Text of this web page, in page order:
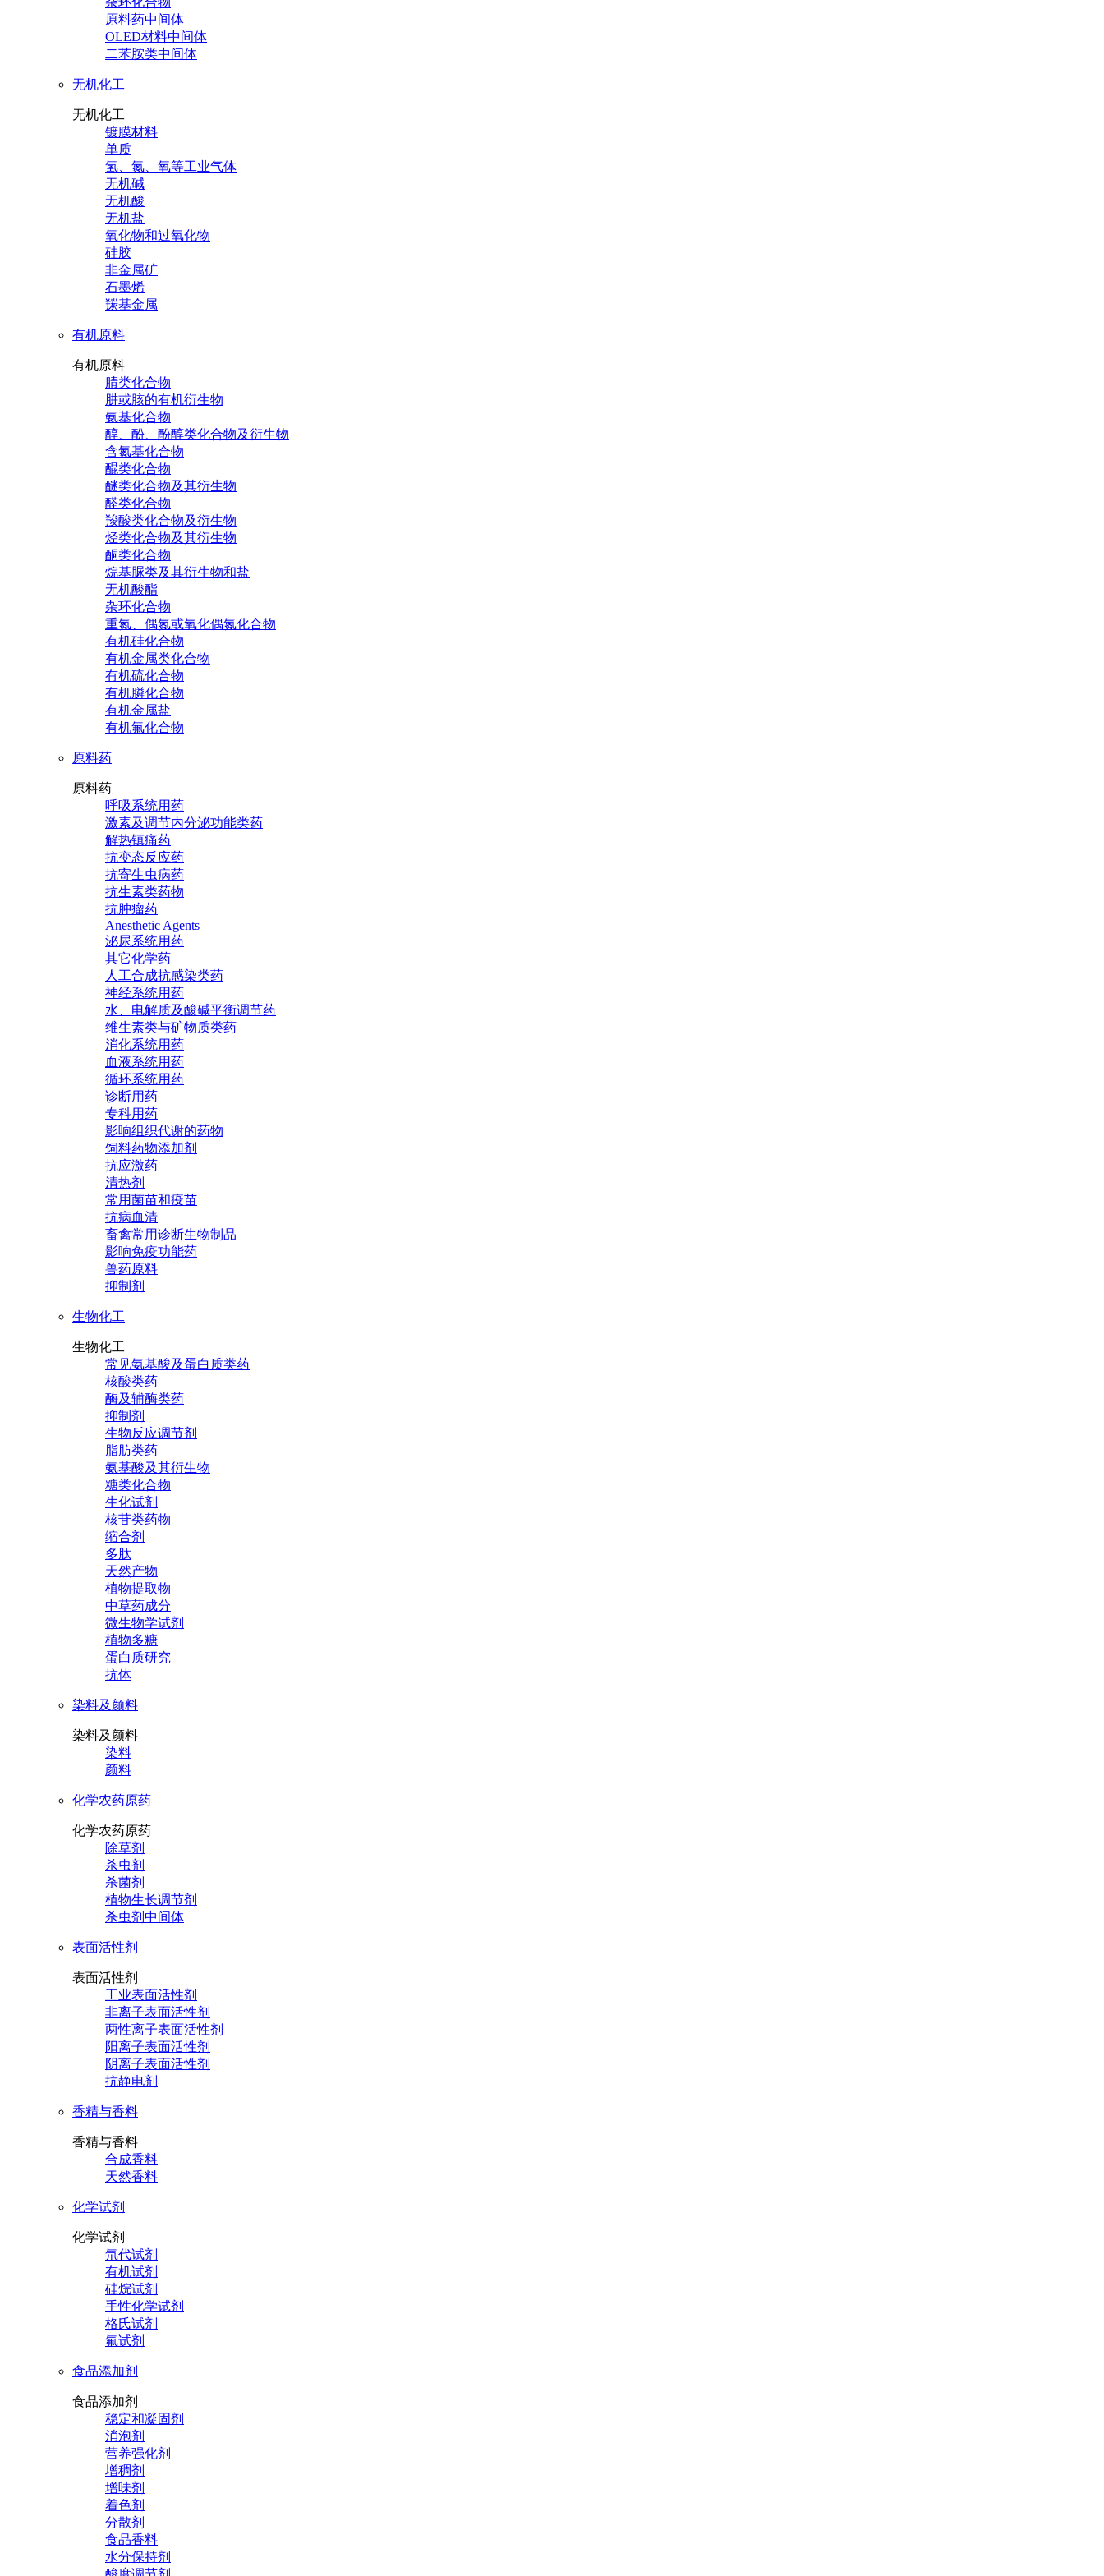
原料药中间体
OLED材料中间体
二苯胺类中间体
无机化工
无机化工
镀膜材料
单质
氢、氮、氧等工业气体
无机碱
无机酸
无机盐
氧化物和过氧化物
硅胶
非金属矿
石墨烯
羰基金属
有机原料
有机原料
腈类化合物
肼或胲的有机衍生物
氨基化合物
醇、酚、酚醇类化合物及衍生物
含氮基化合物
醌类化合物
醚类化合物及其衍生物
醛类化合物
羧酸类化合物及衍生物
烃类化合物及其衍生物
酮类化合物
烷基脲类及其衍生物和盐
无机酸酯
杂环化合物
重氮、偶氮或氧化偶氮化合物
有机硅化合物
有机金属类化合物
有机硫化合物
有机膦化合物
有机金属盐
有机氟化合物
原料药
原料药
呼吸系统用药
激素及调节内分泌功能类药
解热镇痛药
抗变态反应药
抗寄生虫病药
抗生素类药物
抗肿瘤药
Anesthetic Agents
泌尿系统用药
其它化学药
人工合成抗感染类药
神经系统用药
水、电解质及酸碱平衡调节药
维生素类与矿物质类药
消化系统用药
血液系统用药
循环系统用药
诊断用药
专科用药
影响组织代谢的药物
饲料药物添加剂
抗应激药
清热剂
常用菌苗和疫苗
抗病血清
畜禽常用诊断生物制品
影响免疫功能药
兽药原料
抑制剂
生物化工
生物化工
常见氨基酸及蛋白质类药
核酸类药
酶及辅酶类药
抑制剂
生物反应调节剂
脂肪类药
氨基酸及其衍生物
糖类化合物
生化试剂
核苷类药物
缩合剂
多肽
天然产物
植物提取物
中草药成分
微生物学试剂
植物多糖
蛋白质研究
抗体
染料及颜料
染料及颜料
染料
颜料
化学农药原药
化学农药原药
除草剂
杀虫剂
杀菌剂
植物生长调节剂
杀虫剂中间体
表面活性剂
表面活性剂
工业表面活性剂
非离子表面活性剂
两性离子表面活性剂
阳离子表面活性剂
阴离子表面活性剂
抗静电剂
香精与香料
香精与香料
合成香料
天然香料
化学试剂
化学试剂
氘代试剂
有机试剂
硅烷试剂
手性化学试剂
格氏试剂
氟试剂
食品添加剂
食品添加剂
稳定和凝固剂
消泡剂
营养强化剂
增稠剂
增味剂
着色剂
分散剂
食品香料
水分保持剂